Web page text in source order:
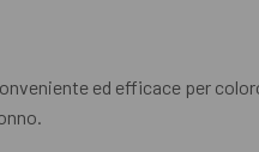
ed efficace per